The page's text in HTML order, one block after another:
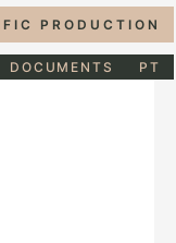
PRODUCTION
DOCUMENTS PT